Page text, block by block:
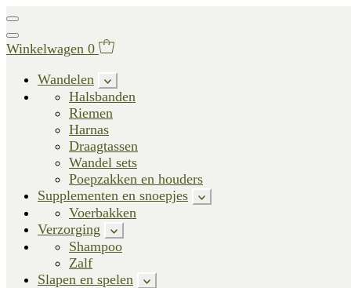
Winkelwagen 0
Wandelen
Halsbanden
Riemen
Harnas
Draagtassen
Wandel sets
Poepzakken en houders
Supplementen en snoepjes
Voerbakken
Verzorging
Shampoo
Zalf
Slapen en spelen